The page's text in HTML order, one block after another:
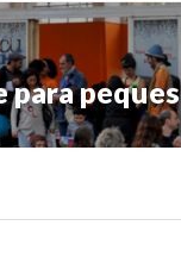
para peques